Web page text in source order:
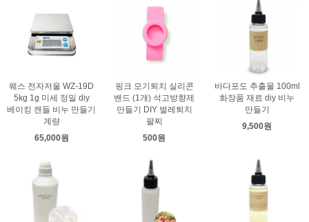
웨스 전자저울 WZ-19D
5kg 1g 미세 정밀 diy
베이킹 캔들 비누 만들기
계량
65,000원
핑크 모기퇴치 실리콘
밴드 (1개) 석고방향제
만들기 DIY 벌레퇴치
팔찌
500원
바다포도 추출물 100ml
화장품 재료 diy 비누
만들기
9,500원